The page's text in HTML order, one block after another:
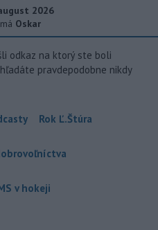
2026
Oskar
odkaz na ktorý ste boli
pravdepodobne nikdy
Rok Ľ.Štúra
v hokeji